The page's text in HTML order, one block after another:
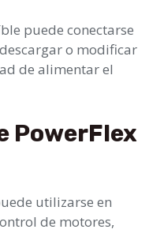
puede conectarse
o modificar
de alimentar el
PowerFlex
utilizarse en
de motores,